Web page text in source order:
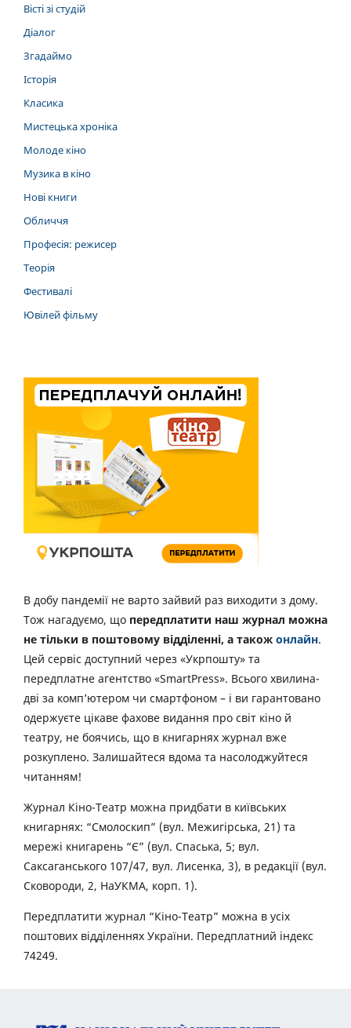
Вісті зі студій
Діалог
Згадаймо
Історія
Класика
Мистецька хроніка
Молоде кіно
Музика в кіно
Нові книги
Обличчя
Професія: режисер
Теорія
Фестивалі
Ювілей фільму
В добу пандемії не варто зайвий раз виходити з дому.
Тож нагадуємо, що передплатити наш журнал можна
не тільки в поштовому відділенні, а також онлайн.
Цей сервіс доступний через «Укрпошту» та
передплатне агентство «SmartPress». Всього хвилина-
дві за комп’ютером чи смартфоном – і ви гарантовано
одержуєте цікаве фахове видання про світ кіно й
театру, не боячись, що в книгарнях журнал вже
розкуплено. Залишайтеся вдома та насолоджуйтеся
читанням!
Журнал Кіно-Театр можна придбати в київських
книгарнях: “Смолоскип” (вул. Межигірська, 21) та
мережі книгарень “Є” (вул. Спаська, 5; вул.
Саксаганського 107/47, вул. Лисенка, 3), в редакції (вул.
Сковороди, 2, НаУКМА, корп. 1).
Передплатити журнал “Кіно-Театр” можна в усіх
поштових відділеннях України. Передплатний індекс
74249.